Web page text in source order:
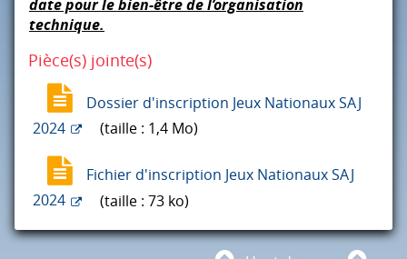
date pour le bien-être de l’organisation
technique.
Pièce(s) jointe(s)
Dossier d'inscription Jeux Nationaux SAJ
2024
(taille : 1,4 Mo)
Fichier d'inscription Jeux Nationaux SAJ
2024
(taille : 73 ko)